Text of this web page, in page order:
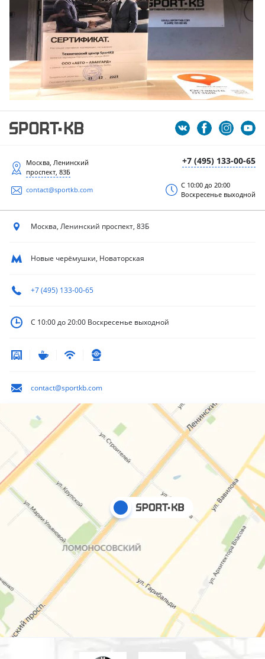
+7 (495) 133-00-65
Москва, Ленинский
проспект, 83Б
contact@sportkb.com
С 10:00 до 20:00
Воскресенье выходной
Москва, Ленинский проспект, 83Б
Новые черёмушки, Новаторская
+7 (495) 133-00-65
С 10:00 до 20:00 Воскресенье выходной
contact@sportkb.com